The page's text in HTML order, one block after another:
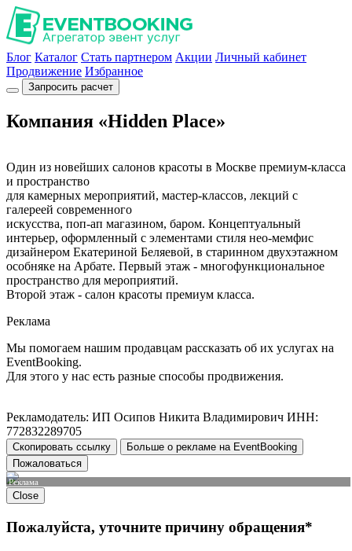
Блог Каталог Стать партнером Акции Личный кабинет
Продвижение Избранное
Запросить расчет
Компания «Hidden Place»
Один из новейших салонов красоты в Москве премиум-класса
и пространство
для камерных мероприятий, мастер-классов, лекций с
галереей современного
искусства, поп-ап магазином, баром. Концептуальный
интерьер, оформленный с элементами стиля нео-мемфис
дизайнером Екатериной Беляевой, в старинном двухэтажном
особняке на Арбате. Первый этаж - многофункциональное
пространство для мероприятий.
Второй этаж - салон красоты премиум класса.
Реклама
Мы помогаем нашим продавцам рассказать об их услугах на
EventBooking.
Для этого у нас есть разные способы продвижения.
Рекламодатель: ИП Осипов Никита Владимирович ИНН:
772832289705
Скопировать ссылку
Больше о рекламе на EventBooking
Пожаловаться
Реклама
Close
Пожалуйста, уточните причину обращения*